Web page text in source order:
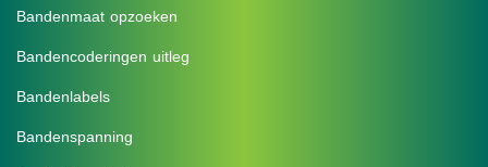
Bandenmaat opzoeken
Bandencoderingen uitleg
Bandenlabels
Bandenspanning